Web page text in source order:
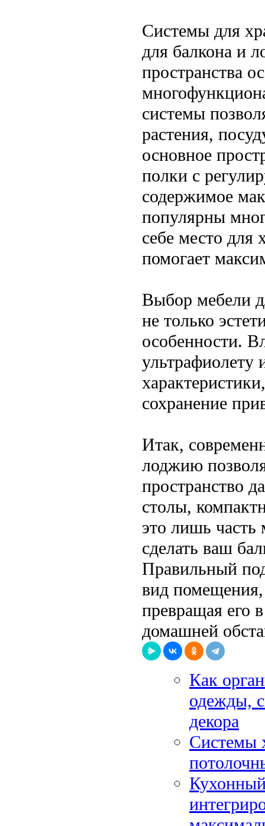
Системы для
для балкона и
пространства
системы
растения,
основное
полки с
содержимое
популярны
себе место для
помогает
Выбор мебели
не только
особенности.
сохранение
Итак,
лоджию
пространство
столы,
это лишь часть
сделать ваш
Правильный
вид
превращая его
домашней
Как
одежды,
декора
Системы